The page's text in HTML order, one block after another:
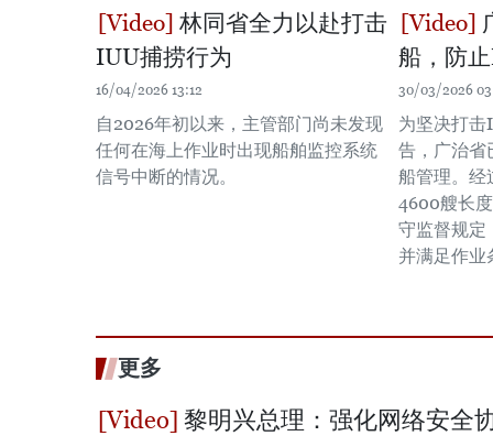
林同省全力以赴打击
IUU捕捞行为
16/04/2026 13:12
自2026年初以来，主管部门尚未发现
任何在海上作业时出现船舶监控系统
信号中断的情况。
船，防
30/03/2026
为坚决打
告，广治省
船管理。经
4600艘长
守监督规定
并满足作业
更多
黎明兴总理：强化网络安全